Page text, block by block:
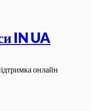
IN UA
онлайн